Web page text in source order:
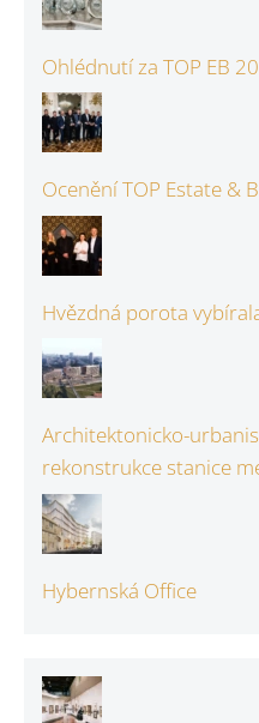
Ohlédnutí za TOP EB
Ocenění TOP Estate &
Hvězdná porota
Architektonicko-
rekonstrukce stanice
Hybernská Office